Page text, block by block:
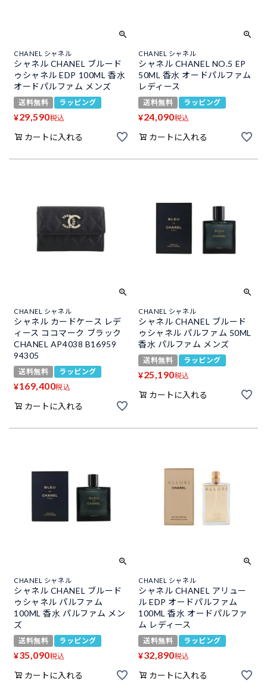
CHANEL シャネル
シャネル CHANEL ブルード
ゥシャネル EDP 100ML 香水
オードパルファム メンズ
送料無料 ラッピング
¥29,590税込
カートに入れる
CHANEL シャネル
シャネル CHANEL NO.5 EP
50ML 香水 オードパルファム
レディース
送料無料 ラッピング
¥24,090税込
カートに入れる
CHANEL シャネル
シャネル カードケース レデ
ィース ココマーク ブラック
CHANEL AP4038 B16959
94305
送料無料 ラッピング
¥169,400税込
カートに入れる
CHANEL シャネル
シャネル CHANEL ブルード
ゥシャネル パルファム 50ML
香水 パルファム メンズ
送料無料 ラッピング
¥25,190税込
カートに入れる
CHANEL シャネル
シャネル CHANEL ブルード
ゥシャネル パルファム
100ML 香水 パルファム メン
ズ
送料無料 ラッピング
¥35,090税込
カートに入れる
CHANEL シャネル
シャネル CHANEL アリュー
ル EDP オードパルファム
100ML 香水 オードパルファ
ム レディース
送料無料 ラッピング
¥32,890税込
カートに入れる